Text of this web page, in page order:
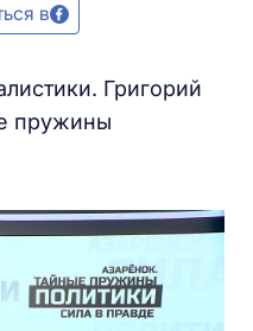
в
Григорий
пружины